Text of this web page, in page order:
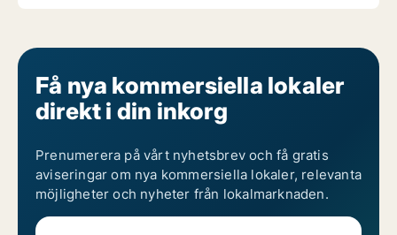
Få nya kommersiella lokaler
direkt i din inkorg
Prenumerera på vårt nyhetsbrev och få gratis
aviseringar om nya kommersiella lokaler, relevanta
möjligheter och nyheter från lokalmarknaden.